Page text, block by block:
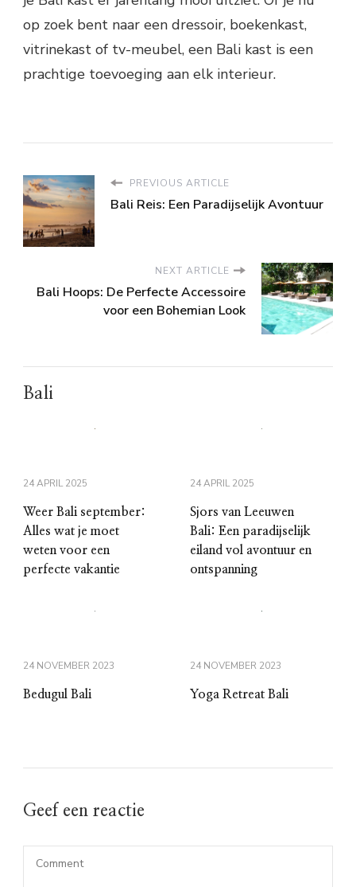
op zoek bent naar een dressoir, boekenkast,
vitrinekast of tv-meubel, een Bali kast is een
prachtige toevoeging aan elk interieur.
PREVIOUS ARTICLE
Bali Reis: Een Paradijselijk Avontuur
NEXT ARTICLE
Bali Hoops: De Perfecte Accessoire
voor een Bohemian Look
Bali
24 APRIL 2025
Weer Bali september:
Alles wat je moet
weten voor een
perfecte vakantie
24 APRIL 2025
Sjors van Leeuwen
Bali: Een paradijselijk
eiland vol avontuur en
ontspanning
24 NOVEMBER 2023
Bedugul Bali
24 NOVEMBER 2023
Yoga Retreat Bali
Geef een reactie